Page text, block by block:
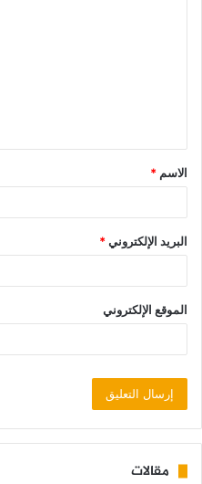
الاسم *
البريد الإلكتروني*
الموقع الإلكتروني
مقالات